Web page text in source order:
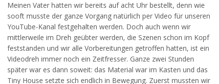
Meinen Vater hatten wir bereits auf acht Uhr bestellt, denn wie
sooft musste der ganze Vorgang natürlich per Video für unseren
YouTube-Kanal festgehalten werden. Doch auch wenn wir
mittlerweile im Dreh geübter werden, die Szenen schon im Kopf
feststanden und wir alle Vorbereitungen getroffen hatten, ist ein
Videodreh immer noch ein Zeitfresser. Ganze zwei Stunden
später war es dann soweit: das Material war im Kasten und das
Tiny House setzte sich endlich in Bewegung. Zuerst mussten wir